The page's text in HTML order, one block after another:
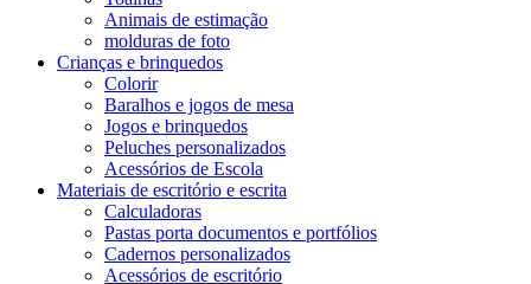
Animais de estimação
molduras de foto
Crianças e brinquedos
Colorir
Baralhos e jogos de mesa
Jogos e brinquedos
Peluches personalizados
Acessórios de Escola
Materiais de escritório e escrita
Calculadoras
Pastas porta documentos e portfólios
Cadernos personalizados
Acessórios de escritório